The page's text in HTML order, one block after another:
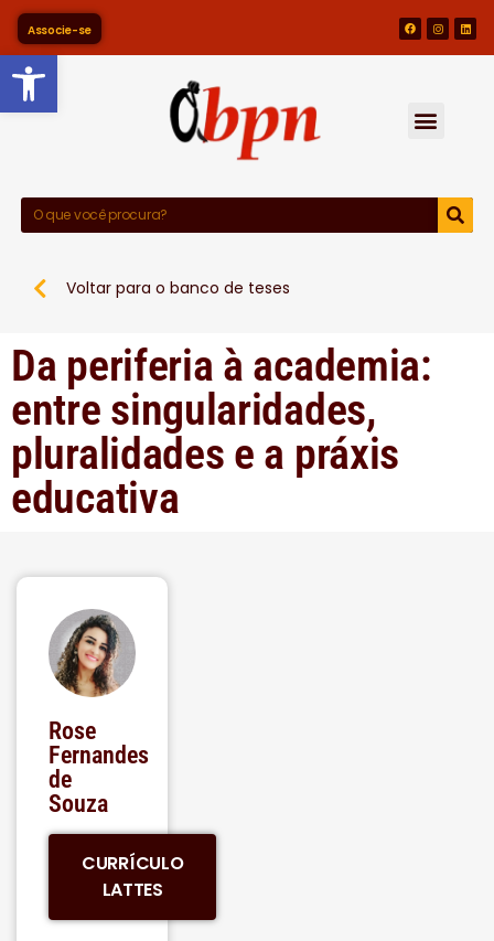
Barra de Ferramentas
Associe-se
Voltar para o banco de teses
Da periferia à academia:
entre singularidades,
pluralidades e a práxis
educativa
Rose
Fernandes
de
Souza
CURRÍCULO
LATTES